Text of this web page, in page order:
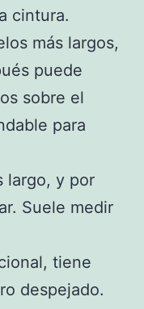
cintura.
más largos,
puede
sobre el
para
largo, y por
Suele medir
tiene
despejado.